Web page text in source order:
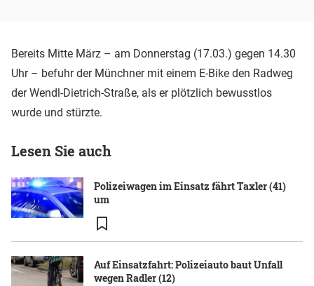
Bereits Mitte März – am Donnerstag (17.03.) gegen 14.30
Uhr – befuhr der Münchner mit einem E-Bike den Radweg
der Wendl-Dietrich-Straße, als er plötzlich bewusstlos
wurde und stürzte.
Lesen Sie auch
Polizeiwagen im Einsatz fährt Taxler (41)
um
Auf Einsatzfahrt: Polizeiauto baut Unfall
wegen Radler (12)